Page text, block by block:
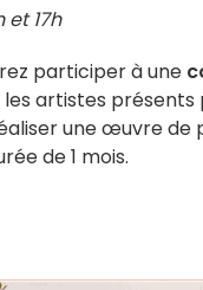
et 17h
participer à une
les artistes
une œuvre
de 1 mois.